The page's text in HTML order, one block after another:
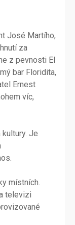
José Martího,
za
z pevnosti El
bar Floridita,
Ernest
víc,
kultury. Je
místních.
televizi